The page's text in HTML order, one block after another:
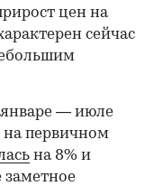
цен на
сейчас
— июле
на первичном
на 8% и
заметное